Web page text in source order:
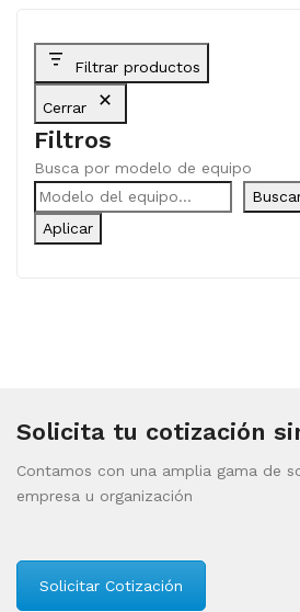
Filtrar productos
Cerrar
Filtros
Busca por modelo de equipo
Aplicar
Solicita tu cotización
Contamos con una amplia gama de
empresa u organización
Solicitar Cotización